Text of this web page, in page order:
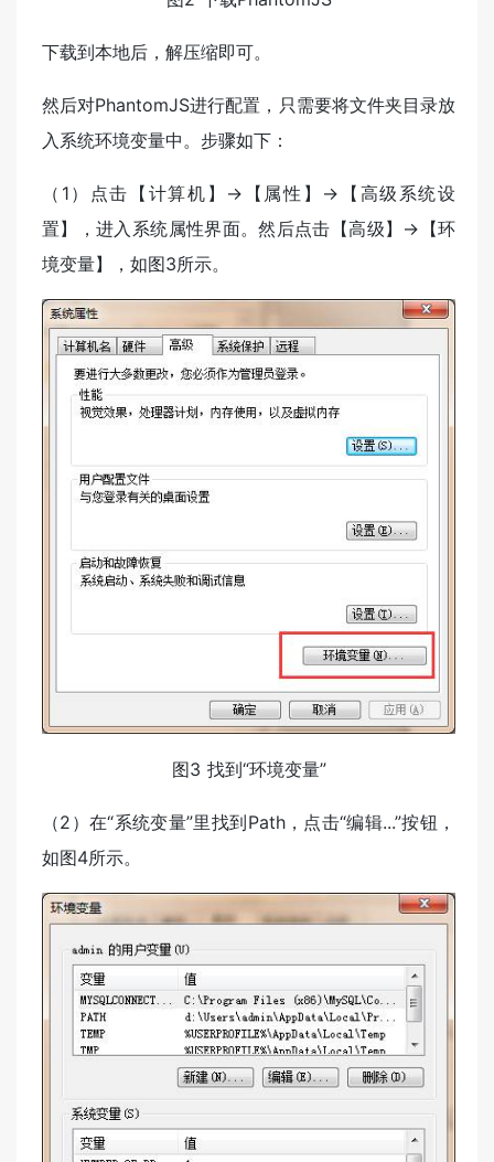
下载到本地后，解压缩即可。
然后对PhantomJS进行配置，只需要将文件夹目录放
入系统环境变量中。步骤如下：
（1）点击【计算机】->【属性】->【高级系统设
置】，进入系统属性界面。然后点击【高级】->【环
境变量】，如图3所示。
图3 找到“环境变量”
（2）在“系统变量”里找到Path，点击“编辑...”按钮，
如图4所示。